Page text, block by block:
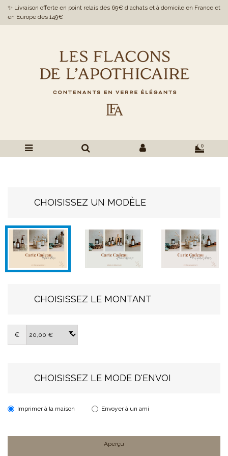
✨ Livraison offerte en point relais dès 69€ d'achats et à domicile en France et
en Europe dès 149€
0
CHOISISSEZ UN MODÈLE
CHOISISSEZ LE MONTANT
€
CHOISISSEZ LE MODE D'ENVOI
Imprimer à la maison Envoyer à un ami
Aperçu